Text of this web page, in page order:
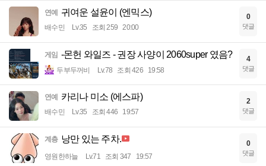
연예 귀여운 설윤이 (엔믹스)
배수민 Lv.35 조회 259 20:00
0
댓글
게임 -몬헌 와일즈 - 권장 사양이 2060super 였음?
두부두꺼비 Lv.78 조회 426 19:58
4
댓글
연예 카리나 미소 (에스파)
배수민 Lv.35 조회 446 19:57
2
댓글
계층 낭만 있는 주차.
영원한하늘 Lv.71 조회 347 19:57
0
댓글